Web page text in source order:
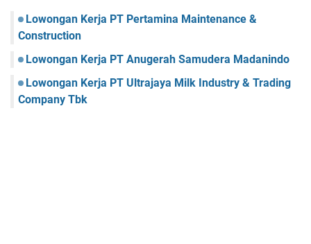
Lowongan Kerja PT Pertamina Maintenance &
Construction
Lowongan Kerja PT Anugerah Samudera Madanindo
Lowongan Kerja PT Ultrajaya Milk Industry & Trading
Company Tbk